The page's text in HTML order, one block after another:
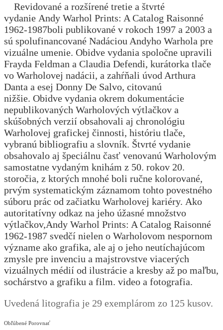
Revidované a rozšírené tretie a štvrté
vydanie Andy Warhol Prints: A Catalog Raisonné
1962-1987boli publikované v rokoch 1997 a 2003 a
sú spolufinancované Nadáciou Andyho Warhola pre
vizuálne umenie. Obidve vydania spoločne upravili
Frayda Feldman a Claudia Defendi, kurátorka tlače
vo Warholovej nadácii, a zahŕňali úvod Arthura
Danta a esej Donny De Salvo, citovanú
nižšie. Obidve vydania okrem dokumentácie
nepublikovaných Warholových výtlačkov a
skúšobných verzií obsahovali aj chronológiu
Warholovej grafickej činnosti, históriu tlače,
vybranú bibliografiu a slovník. Štvrté vydanie
obsahovalo aj špeciálnu časť venovanú Warholovým
samostatne vydaným knihám z 50. rokov 20.
storočia, z ktorých mnohé boli ručne kolorované,
prvým systematickým záznamom tohto povestného
súboru prác od začiatku Warholovej kariéry. Ako
autoritatívny odkaz na jeho úžasné množstvo
výtlačkov,Andy Warhol Prints: A Catalog Raisonné
1962-1987 svedčí nielen o Warholovom nespornom
význame ako grafika, ale aj o jeho neutíchajúcom
zmysle pre invenciu a majstrovstve viacerých
vizuálnych médií od ilustrácie a kresby až po maľbu,
sochárstvo a grafiku a film. video a fotografia.
Uvedená litografia je 29 exemplárom zo 125 kusov.
Obľúbené Porovnať